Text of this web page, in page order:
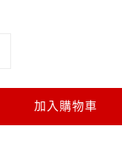
加入購物車